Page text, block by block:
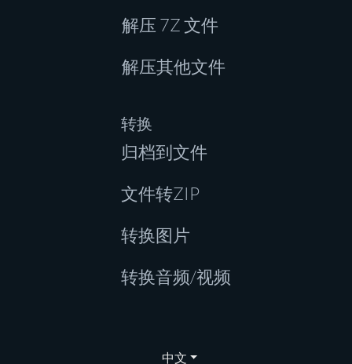
解压 7Z 文件
解压其他文件
转换
归档到文件
文件转ZIP
转换图片
转换音频/视频
中文